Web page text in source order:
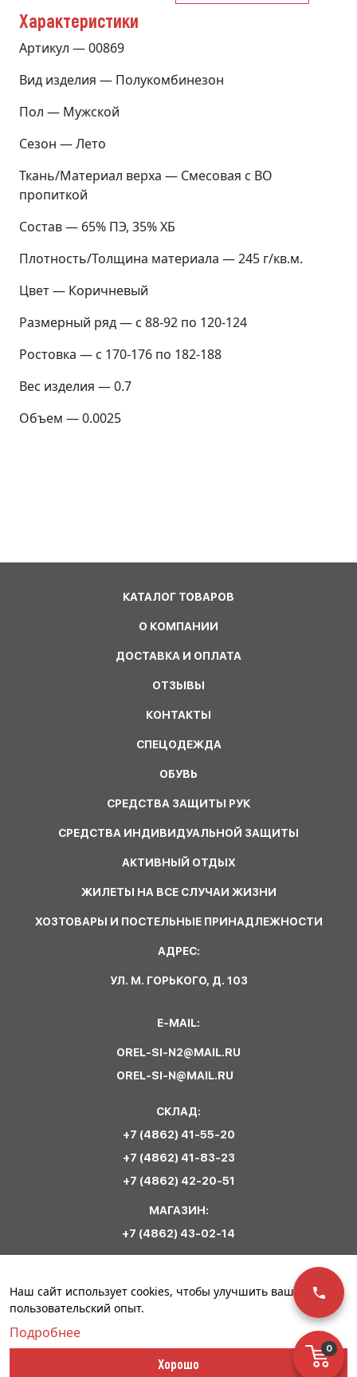
0
Характеристики
Артикул — 00869
Вид изделия — Полукомбинезон
Пол — Мужской
Сезон — Лето
Ткань/Материал верха — Смесовая с ВО
пропиткой
Состав — 65% ПЭ, 35% ХБ
Плотность/Толщина материала — 245 г/кв.м.
Цвет — Коричневый
Размерный ряд — с 88-92 по 120-124
Ростовка — с 170-176 по 182-188
Вес изделия — 0.7
Объем — 0.0025
КАТАЛОГ ТОВАРОВ
О КОМПАНИИ
ДОСТАВКА И ОПЛАТА
ОТЗЫВЫ
КОНТАКТЫ
СПЕЦОДЕЖДА
ОБУВЬ
СРЕДСТВА ЗАЩИТЫ РУК
СРЕДСТВА ИНДИВИДУАЛЬНОЙ ЗАЩИТЫ
АКТИВНЫЙ ОТДЫХ
ЖИЛЕТЫ НА ВСЕ СЛУЧАИ ЖИЗНИ
ХОЗТОВАРЫ И ПОСТЕЛЬНЫЕ ПРИНАДЛЕЖНОСТИ
АДРЕС:
УЛ. М. ГОРЬКОГО, Д. 103
E-MAIL:
OREL-SI-N2@MAIL.RU
OREL-SI-N@MAIL.RU
СКЛАД:
+7 (4862) 41-55-20
+7 (4862) 41-83-23
+7 (4862) 42-20-51
МАГАЗИН:
+7 (4862) 43-02-14
Обратная связь
Политика
Разработка сайта –
Наш сайт использует cookies, чтобы улучшить ваш
пользовательский опыт.
Подробнее
Хорошо